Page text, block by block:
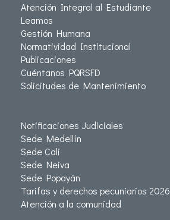
Atención Integral al Estudiante
Leamos
Gestión Humana
Normatividad Institucional
Publicaciones
Cuéntanos PQRSFD
Solicitudes de Mantenimiento
Notificaciones Judiciales
Sede Medellín
Sede Cali
Sede Neiva
Sede Popayán
Tarifas y derechos pecuniarios 2026
Atención a la comunidad